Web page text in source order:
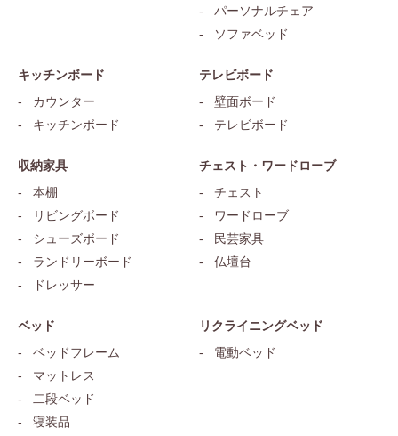
パーソナルチェア
ソファベッド
キッチンボード
カウンター
キッチンボード
テレビボード
壁面ボード
テレビボード
収納家具
本棚
リビングボード
シューズボード
ランドリーボード
ドレッサー
チェスト・ワードローブ
チェスト
ワードローブ
民芸家具
仏壇台
ベッド
ベッドフレーム
マットレス
二段ベッド
寝装品
リクライニングベッド
電動ベッド